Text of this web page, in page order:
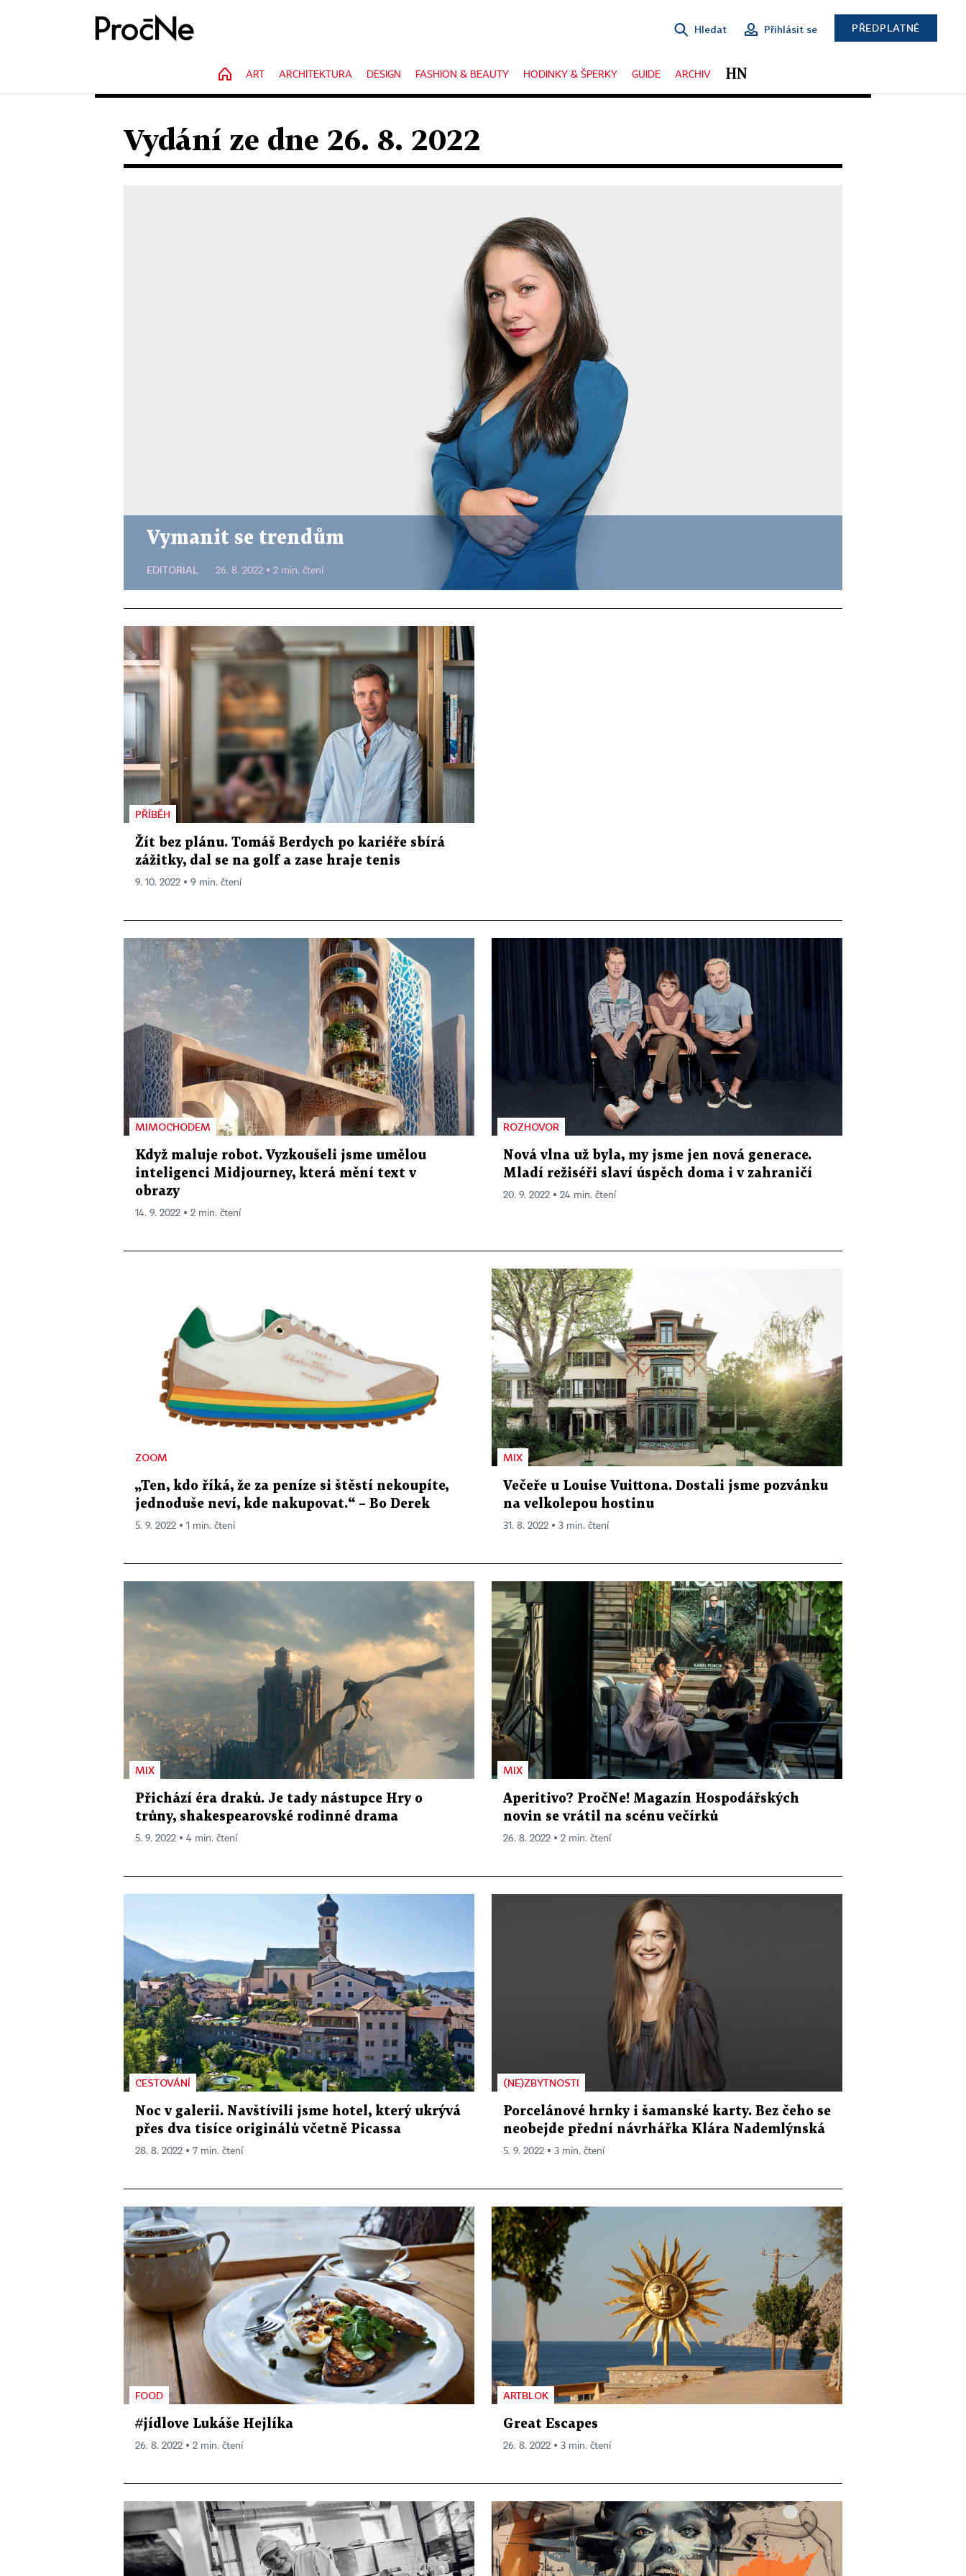
Hledat Přihlásit se PŘEDPLATNÉ
HOME
ART ARCHITEKTURA DESIGN FASHION & BEAUTY HODINKY & ŠPERKY GUIDE ARCHIV
Vydání ze dne 26. 8. 2022
Vymanit se trendům
EDITORIAL 26. 8. 2022 ▪ 2 min. čtení
PŘÍBĚH
Žít bez plánu. Tomáš Berdych po kariéře sbírá
zážitky, dal se na golf a zase hraje tenis
9. 10. 2022 ▪ 9 min. čtení
MIMOCHODEM
Když maluje robot. Vyzkoušeli jsme umělou
inteligenci Midjourney, která mění text v
obrazy
14. 9. 2022 ▪ 2 min. čtení
ROZHOVOR
Nová vlna už byla, my jsme jen nová generace.
Mladí režiséři slaví úspěch doma i v zahraničí
20. 9. 2022 ▪ 24 min. čtení
ZOOM
„Ten, kdo říká, že za peníze si štěstí nekoupíte,
jednoduše neví, kde nakupovat.“ – Bo Derek
5. 9. 2022 ▪ 1 min. čtení
MIX
Večeře u Louise Vuittona. Dostali jsme pozvánku
na velkolepou hostinu
31. 8. 2022 ▪ 3 min. čtení
MIX
Přichází éra draků. Je tady nástupce Hry o
trůny, shakespearovské rodinné drama
5. 9. 2022 ▪ 4 min. čtení
MIX
Aperitivo? PročNe! Magazín Hospodářských
novin se vrátil na scénu večírků
26. 8. 2022 ▪ 2 min. čtení
CESTOVÁNÍ
Noc v galerii. Navštívili jsme hotel, který ukrývá
přes dva tisíce originálů včetně Picassa
28. 8. 2022 ▪ 7 min. čtení
(NE)ZBYTNOSTI
Porcelánové hrnky i šamanské karty. Bez čeho se
neobejde přední návrhářka Klára Nademlýnská
5. 9. 2022 ▪ 3 min. čtení
FOOD
#jídlove Lukáše Hejlíka
26. 8. 2022 ▪ 2 min. čtení
ARTBLOK
Great Escapes
26. 8. 2022 ▪ 3 min. čtení